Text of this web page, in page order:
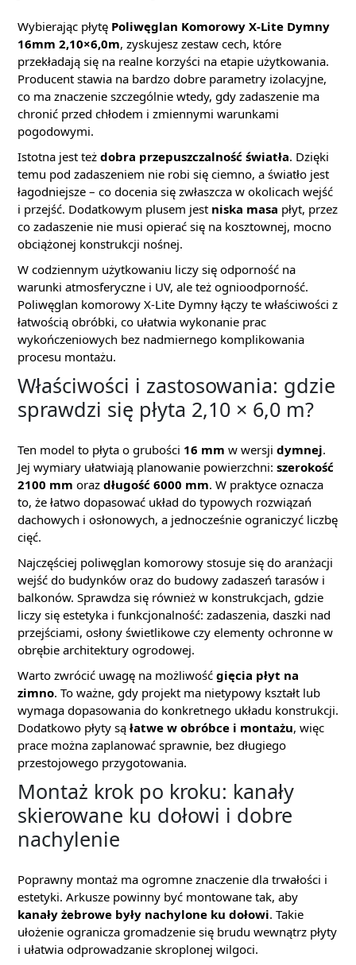
Wybierając płytę Poliwęglan Komorowy X-Lite Dymny
16mm 2,10×6,0m, zyskujesz zestaw cech, które
przekładają się na realne korzyści na etapie użytkowania.
Producent stawia na bardzo dobre parametry izolacyjne,
co ma znaczenie szczególnie wtedy, gdy zadaszenie ma
chronić przed chłodem i zmiennymi warunkami
pogodowymi.
Istotna jest też dobra przepuszczalność światła. Dzięki
temu pod zadaszeniem nie robi się ciemno, a światło jest
łagodniejsze – co docenia się zwłaszcza w okolicach wejść
i przejść. Dodatkowym plusem jest niska masa płyt, przez
co zadaszenie nie musi opierać się na kosztownej, mocno
obciążonej konstrukcji nośnej.
W codziennym użytkowaniu liczy się odporność na
warunki atmosferyczne i UV, ale też ognioodporność.
Poliwęglan komorowy X-Lite Dymny łączy te właściwości z
łatwością obróbki, co ułatwia wykonanie prac
wykończeniowych bez nadmiernego komplikowania
procesu montażu.
Właściwości i zastosowania: gdzie
sprawdzi się płyta 2,10 × 6,0 m?
Ten model to płyta o grubości 16 mm w wersji dymnej.
Jej wymiary ułatwiają planowanie powierzchni: szerokość
2100 mm oraz długość 6000 mm. W praktyce oznacza
to, że łatwo dopasować układ do typowych rozwiązań
dachowych i osłonowych, a jednocześnie ograniczyć liczbę
cięć.
Najczęściej poliwęglan komorowy stosuje się do aranżacji
wejść do budynków oraz do budowy zadaszeń tarasów i
balkonów. Sprawdza się również w konstrukcjach, gdzie
liczy się estetyka i funkcjonalność: zadaszenia, daszki nad
przejściami, osłony świetlikowe czy elementy ochronne w
obrębie architektury ogrodowej.
Warto zwrócić uwagę na możliwość gięcia płyt na
zimno. To ważne, gdy projekt ma nietypowy kształt lub
wymaga dopasowania do konkretnego układu konstrukcji.
Dodatkowo płyty są łatwe w obróbce i montażu, więc
prace można zaplanować sprawnie, bez długiego
przestojowego przygotowania.
Montaż krok po kroku: kanały
skierowane ku dołowi i dobre
nachylenie
Poprawny montaż ma ogromne znaczenie dla trwałości i
estetyki. Arkusze powinny być montowane tak, aby
kanały żebrowe były nachylone ku dołowi. Takie
ułożenie ogranicza gromadzenie się brudu wewnątrz płyty
i ułatwia odprowadzanie skroplonej wilgoci.